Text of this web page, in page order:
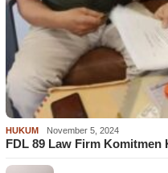
HUKUM November 5, 2024
FDL 89 Law Firm